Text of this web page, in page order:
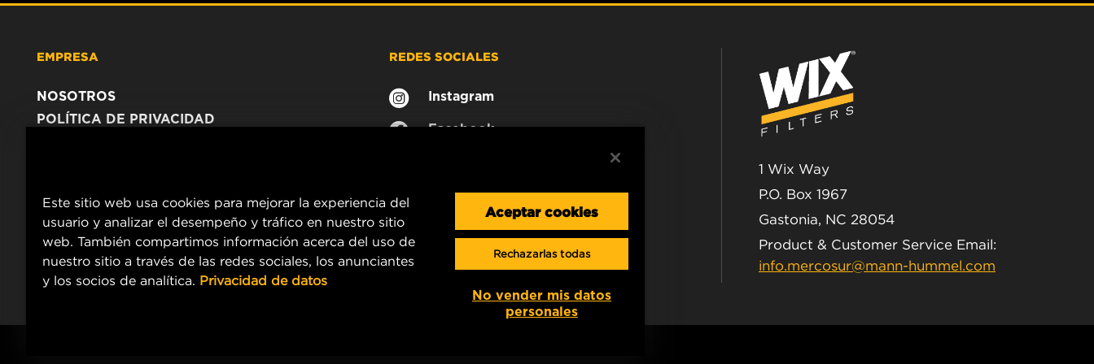
EMPRESA
NOSOTROS
POLÍTICA DE PRIVACIDAD
REDES SOCIALES
Instagram
Facebook
1 Wix Way
P.O. Box 1967
Gastonia, NC 28054
Product & Customer Service Email:
info.mercosur@mann-hummel.com
Este sitio web usa cookies para mejorar la experiencia del
usuario y analizar el desempeño y tráfico en nuestro sitio
web. También compartimos información acerca del uso de
nuestro sitio a través de las redes sociales, los anunciantes
y los socios de analítica. Privacidad de datos
Aceptar cookies
Rechazarlas todas
No vender mis datos
personales